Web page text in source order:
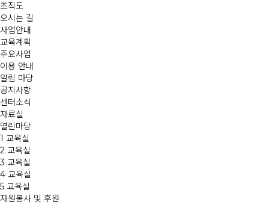
조직도
오시는 길
사업안내
교육계획
주요사업
이용 안내
알림 마당
공지사항
센터소식
자료실
열린마당
1 교육실
2 교육실
3 교육실
4 교육실
5 교육실
자원봉사 및 후원